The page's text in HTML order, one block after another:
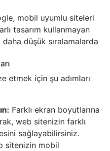
mobil uyumlu siteleri
tasarım kullanmayan
düşük sıralamalarda
etmek için şu adımları
Farklı ekran boyutlarına
web sitenizin farklı
sağlayabilirsiniz.
sitenizin mobil